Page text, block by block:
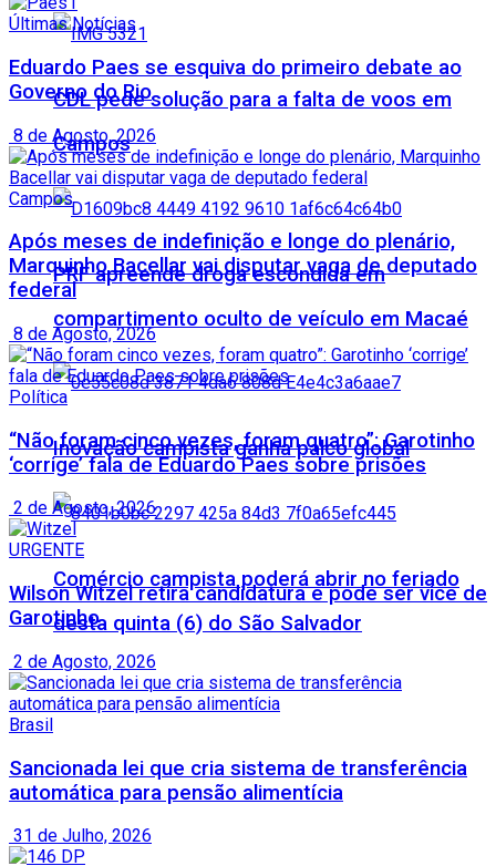
CDL pede solução para a falta de voos em
Campos
PRF apreende droga escondida em
compartimento oculto de veículo em Macaé
Inovação campista ganha palco global
Comércio campista poderá abrir no feriado
desta quinta (6) do São Salvador
Últimas Notícias
Eduardo Paes se esquiva do primeiro debate ao
Governo do Rio
8 de Agosto, 2026
Campos
Após meses de indefinição e longe do plenário,
Marquinho Bacellar vai disputar vaga de deputado
federal
8 de Agosto, 2026
Política
“Não foram cinco vezes, foram quatro”: Garotinho
‘corrige’ fala de Eduardo Paes sobre prisões
2 de Agosto, 2026
URGENTE
Wilson Witzel retira candidatura e pode ser vice de
Garotinho
2 de Agosto, 2026
Brasil
Sancionada lei que cria sistema de transferência
automática para pensão alimentícia
31 de Julho, 2026